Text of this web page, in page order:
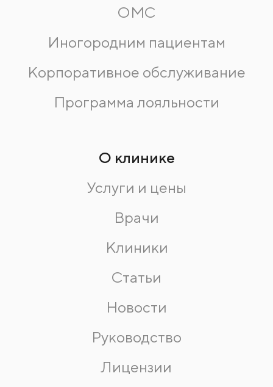
ОМС
Иногородним пациентам
Корпоративное обслуживание
Программа лояльности
О клинике
Услуги и цены
Врачи
Клиники
Статьи
Новости
Руководство
Лицензии